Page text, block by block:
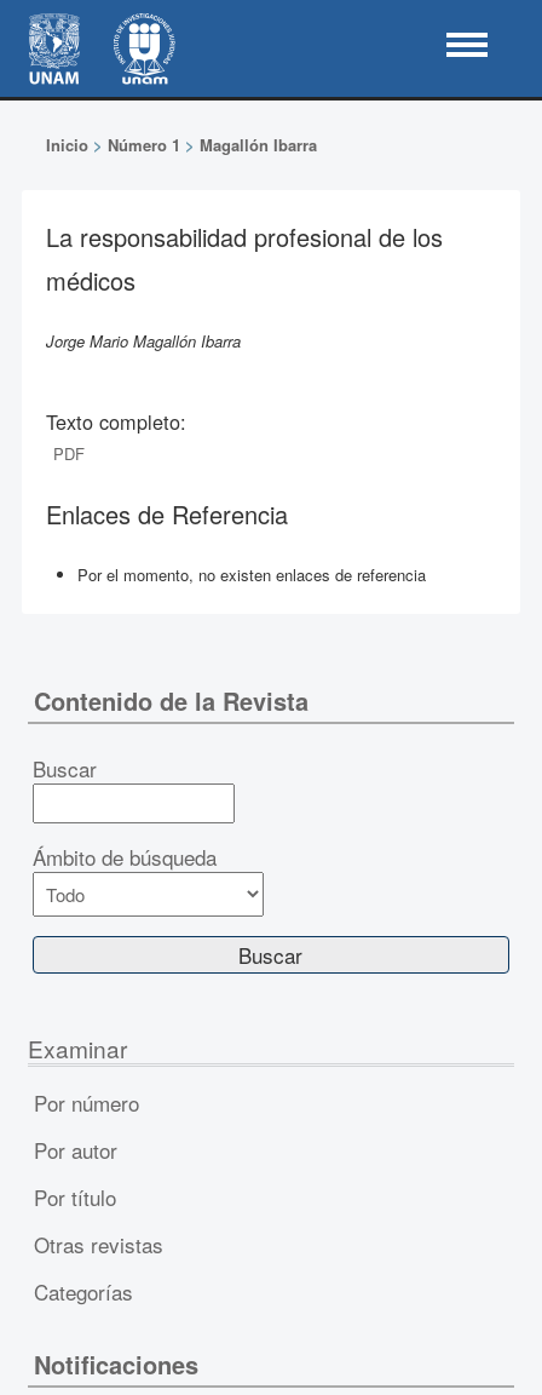
Inicio> Número 1 > Magallón Ibarra
La responsabilidad profesional de los
médicos
Jorge Mario Magallón Ibarra
Texto completo:
PDF
Enlaces de Referencia
Por el momento, no existen enlaces de referencia
Contenido de la Revista
Buscar
Ámbito de búsqueda
Examinar
Por número
Por autor
Por título
Otras revistas
Categorías
Notificaciones